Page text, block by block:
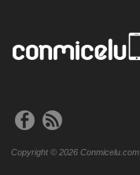
Copyright © 2026 Conmicelu.com